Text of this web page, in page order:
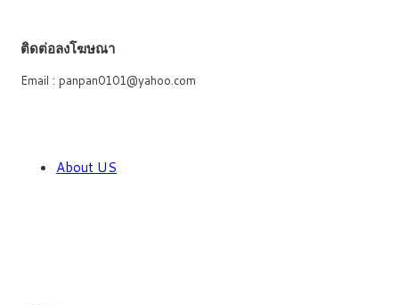
ติดต่อลงโฆษณา
Email : panpan0101@yahoo.com
About US